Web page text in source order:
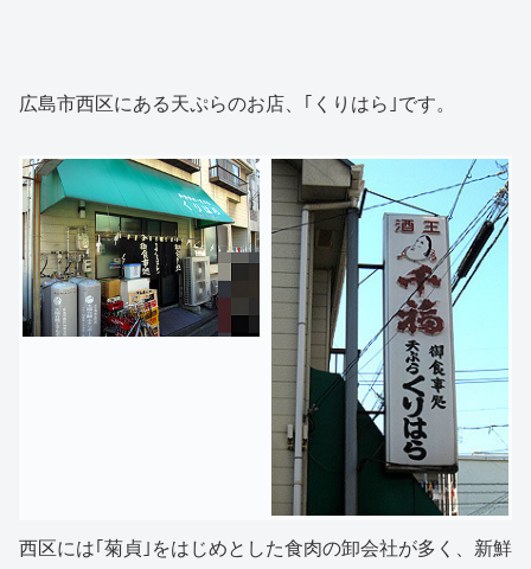
広島市西区にある天ぷらのお店、｢くりはら｣です。
西区には｢菊貞｣をはじめとした食肉の卸会社が多く、新鮮